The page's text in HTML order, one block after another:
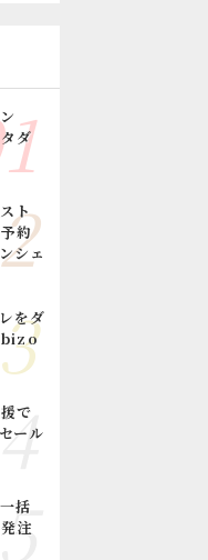
ダ
ト
約
シェ
をダ
bizo
で
ール
括
注